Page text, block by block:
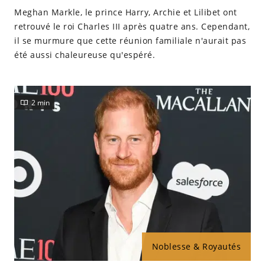
Un an plus tard, le 6 mai 2019 plus précisément, ils
deviennent parents pour la première fois d'un petit
garçon prénommé Archie.
Meghan Markle, le prince Harry, Archie et Lilibet ont
retrouvé le roi Charles III après quatre ans. Cependant,
il se murmure que cette réunion familiale n'aurait pas
été aussi chaleureuse qu'espéré.
Noblesse & Royautés
2 min